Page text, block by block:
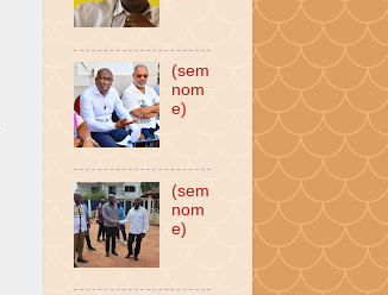
(sem
nom
e)
(sem
nom
e)